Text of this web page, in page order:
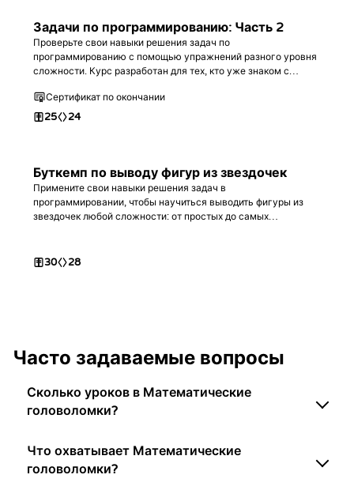
Задачи по программированию: Часть 2
Проверьте свои навыки решения задач по
программированию с помощью упражнений разного уровня
сложности. Курс разработан для тех, кто уже знаком с
является продолжением pierwszej части.
Сертификат по окончании
25 24
Буткемп по выводу фигур из звездочек
Примените свои навыки решения задач в
программировании, чтобы научиться выводить фигуры из
звездочек любой сложности: от простых до самых
вычислениями.
30 28
Часто задаваемые вопросы
Сколько уроков в Математические
головоломки?
Что охватывает Математические
головоломки?